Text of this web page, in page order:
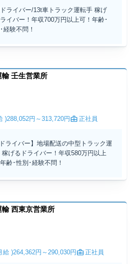
ライバー/13t車トラック運転手 稼げ
イバー！年収700万円以上可！年齢･
経験不問！
壬生営業所
)288,052円～ 313,720円 正社員
ドライバー】地場配送の中型トラック運
稼げるドライバー！年収580万円以上
齢･性別･経験不問！
西東京営業所
給 )264,362円～ 290,030円 正社員